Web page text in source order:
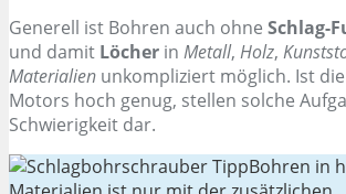
Generell ist Bohren auch ohne Schlag-
und damit Löcher in Metall, Holz,
Materialien unkompliziert möglich. Ist
Motors hoch genug, stellen solche
Schwierigkeit dar.
Bohren in